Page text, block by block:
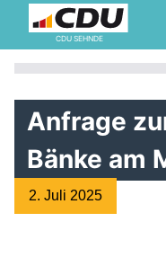
CDU SEHNDE
Anfrage
Bänke am
2. Juli 2025